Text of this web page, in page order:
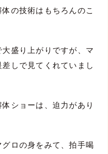
の技術はもちろんのこ
盛り上がりですが、マ
しで見てくれていまし
ショーは、迫力があり
ロの身をみて、拍手喝